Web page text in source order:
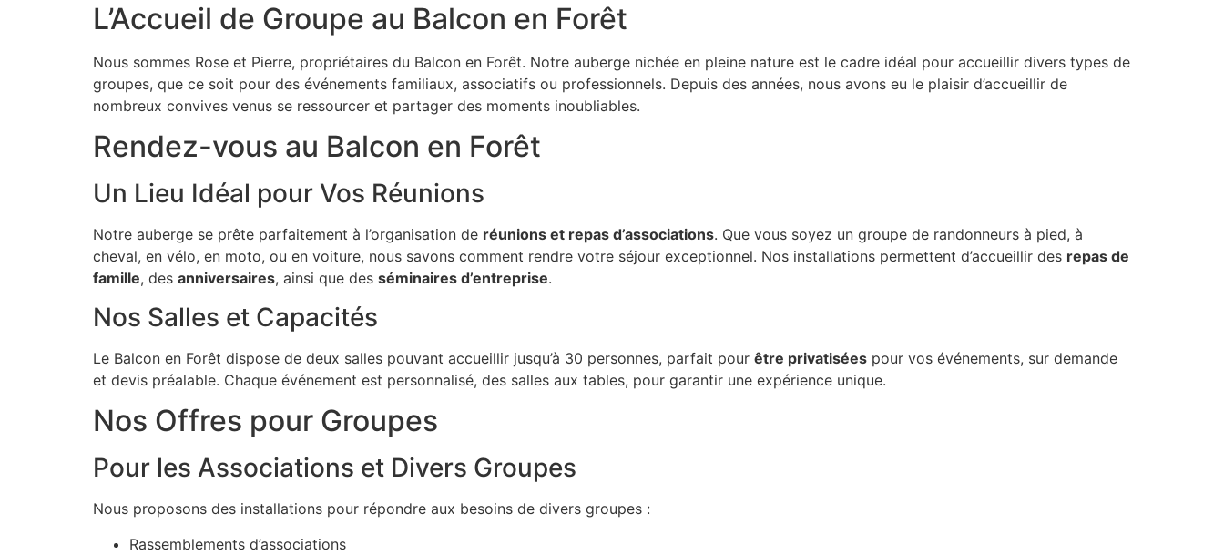
L’Accueil de Groupe au Balcon en Forêt
Nous sommes Rose et Pierre, propriétaires du Balcon en Forêt. Notre auberge nichée en pleine nature est le cadre idéal pour accueillir divers types de
groupes, que ce soit pour des événements familiaux, associatifs ou professionnels. Depuis des années, nous avons eu le plaisir d’accueillir de
nombreux convives venus se ressourcer et partager des moments inoubliables.
Rendez-vous au Balcon en Forêt
Un Lieu Idéal pour Vos Réunions
Notre auberge se prête parfaitement à l’organisation de réunions et repas d’associations. Que vous soyez un groupe de randonneurs à pied, à
cheval, en vélo, en moto, ou en voiture, nous savons comment rendre votre séjour exceptionnel. Nos installations permettent d’accueillir des repas de
famille, des anniversaires, ainsi que des séminaires d’entreprise.
Nos Salles et Capacités
Le Balcon en Forêt dispose de deux salles pouvant accueillir jusqu’à 30 personnes, parfait pour être privatisées pour vos événements, sur demande
et devis préalable. Chaque événement est personnalisé, des salles aux tables, pour garantir une expérience unique.
Nos Offres pour Groupes
Pour les Associations et Divers Groupes
Nous proposons des installations pour répondre aux besoins de divers groupes :
Rassemblements d’associations